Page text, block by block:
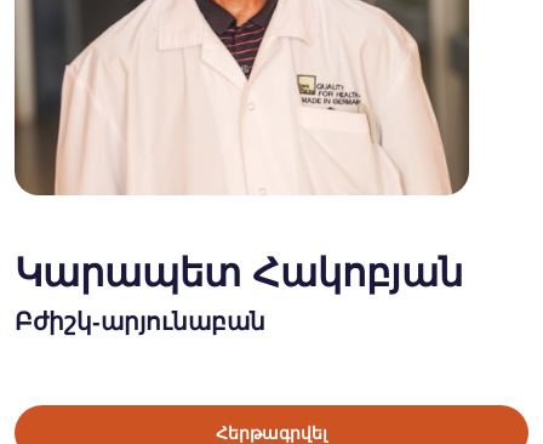
Կարապետ Հակոբյան
Բժիշկ-արյունաբան
Հերթագրվել